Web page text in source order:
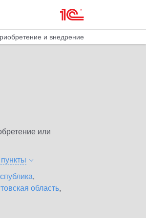
и внедрение
или
пункты
,
область,